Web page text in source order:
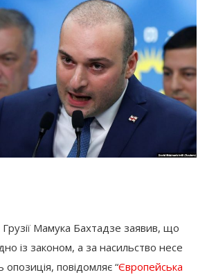
Грузії Мамука Бахтадзе заявив, що
із законом, а за насильство несе
опозиція, повідомляє “Європейська